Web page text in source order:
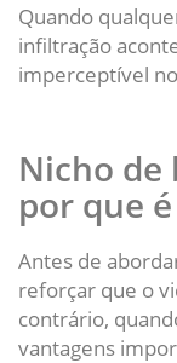
Quando
infiltração
imperceptível
Nicho de
por que
Antes de
reforçar que o
contrário,
vantagens